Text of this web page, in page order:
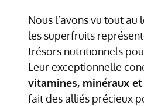
Nous l’avons vu tout
les superfruits
trésors nutritionnels
Leur exceptionnelle
vitamines, minéraux
fait des alliés précieux